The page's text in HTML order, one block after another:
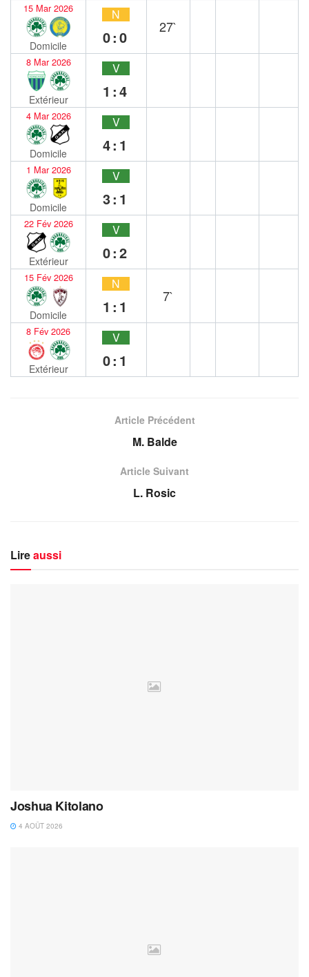
15 Mar 2026
Domicile
N
0:0
27`
8 Mar 2026
Extérieur
V
1:4
4 Mar 2026
Domicile
V
4:1
1 Mar 2026
Domicile
V
3:1
22 Fév 2026
Extérieur
V
0:2
15 Fév 2026
Domicile
N
1:1
7`
8 Fév 2026
Extérieur
V
0:1
Article Précédent
M. Balde
Article Suivant
L. Rosic
Lireaussi
Joshua Kitolano
4 AOÛT 2026